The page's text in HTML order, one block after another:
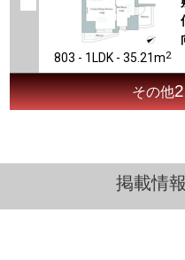
803 - 1LDK - 35.21m2
その他
掲載情